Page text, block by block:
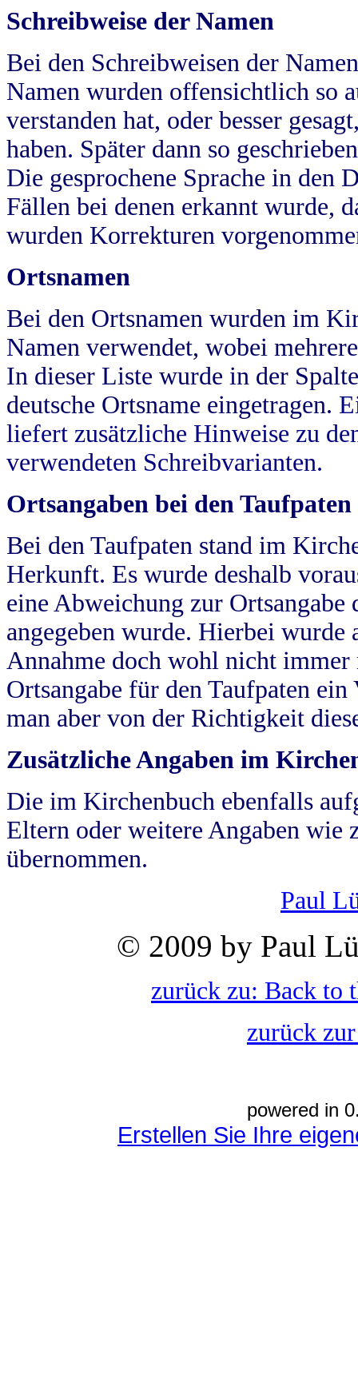
Schreibweise der Namen
Bei den Schreibweisen der
Namen wurden offensichtlich so
verstanden hat, oder besser
haben. Später dann so
Die gesprochene Sprache in
Fällen bei denen erkannt wurde,
wurden Korrekturen
Ortsnamen
Bei den Ortsnamen wurden im
Namen verwendet, wobei
In dieser Liste wurde in der
deutsche Ortsname eingetragen.
liefert zusätzliche Hinweise zu
verwendeten Schreibvarianten.
Ortsangaben bei den Taufpaten
Bei den Taufpaten stand im
Herkunft. Es wurde deshalb
eine Abweichung zur
angegeben wurde. Hierbei wurde
Annahme doch wohl nicht
Ortsangabe für den Taufpaten
man aber von der Richtigkeit
Zusätzliche Angaben im
Die im Kirchenbuch ebenfalls
Eltern oder weitere Angaben wie
übernommen.
Paul
© 2009 by Paul
zurück zu: Back to
zurück
powered in
Erstellen Sie Ihre